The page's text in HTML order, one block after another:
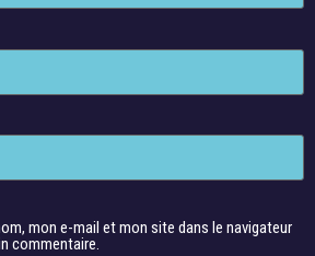
mon e-mail et mon site dans le navigateur
commentaire.